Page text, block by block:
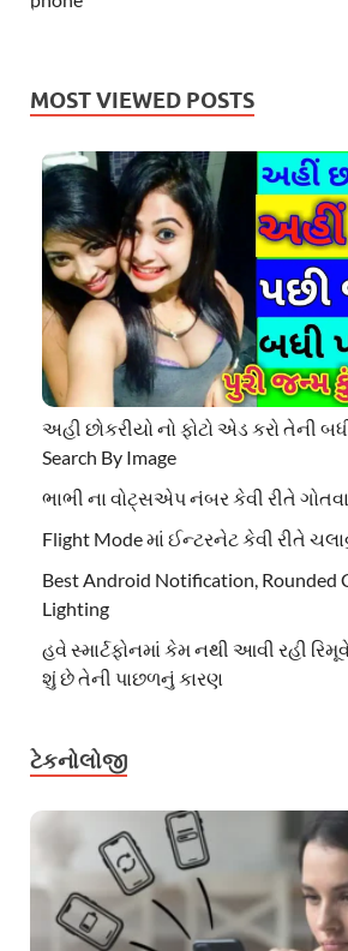
MOST VIEWED POSTS
અહી છોકરીયો નો ફોટો એડ કરો તેની
Search By Image
ભાભી ના વોટ્સએપ નંબર કેવી રીતે
Flight Mode માં ઈન્ટરનેટ કેવી રીતે
Best Android Notification, Rounded
Lighting
હવે સ્માર્ટફોનમાં કેમ નથી આવી રહી
શું છે તેની પાછળનું કારણ
ટેકનોલોજી